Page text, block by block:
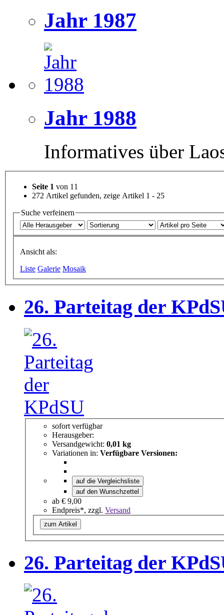
Jahr 1987
Jahr 1988
Informatives über
Seite 1 von 11
272 Artikel gefunden, zeige Artikel 1 - 25
Suche verfeinern
Ansicht als:
Liste Galerie Mosaik
26. Parteitag der
sofort verfügbar
Herausgeber:
Versandgewicht: 0,01 kg
Variationen in: Verfügbare Versionen:
auf die Vergleichsliste
auf den Wunschzettel
ab € 9,00
Endpreis*, zzgl. Versand
zum Artikel
26. Parteitag der